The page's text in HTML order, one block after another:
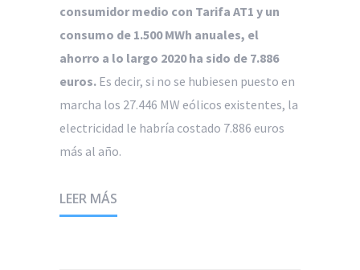
consumidor medio con Tarifa AT1 y un
consumo de 1.500 MWh anuales, el
ahorro a lo largo 2020 ha sido de 7.886
euros. Es decir, si no se hubiesen puesto en
marcha los 27.446 MW eólicos existentes, la
electricidad le habría costado 7.886 euros
más al año.
LEER MÁS